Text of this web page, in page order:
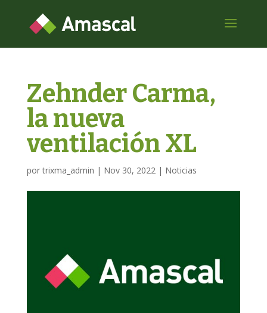
Zehnder Carma,
la nueva
ventilación XL
portrixma_admin | Nov 30, 2022| Noticias